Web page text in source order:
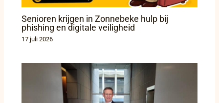
Senioren krijgen in Zonnebeke hulp bij
phishing en digitale veiligheid
17 juli 2026